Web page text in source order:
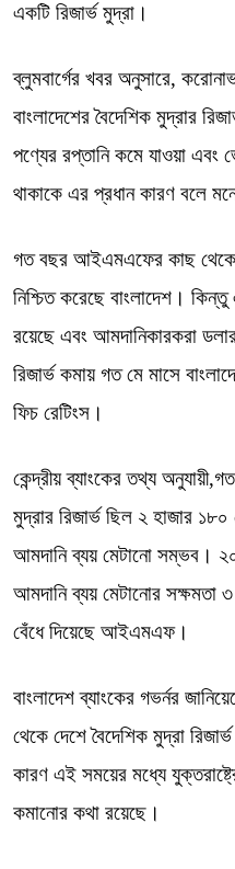
একটি রিজার্ভ মুদ্রা।
ব্লুমবার্গের খবর অনুসারে,
বাংলাদেশের বৈদেশিক মুদ্রার
পণ্যের রপ্তানি কমে যাওয়া এবং
থাকাকে এর প্রধান কারণ বলে
গত বছর আইএমএফের কাছ
নিশ্চিত করেছে বাংলাদেশ।
রয়েছে এবং আমদানিকারকরা
রিজার্ভ কমায় গত মে মাসে
ফিচ রেটিংস।
কেন্দ্রীয় ব্যাংকের তথ্য
মুদ্রার রিজার্ভ ছিল ২ হাজার
আমদানি ব্যয় মেটানো সম্ভব।
আমদানি ব্যয় মেটানোর সক্ষমতা
বেঁধে দিয়েছে আইএমএফ।
বাংলাদেশ ব্যাংকের গভর্নর
থেকে দেশে বৈদেশিক মুদ্রা
কারণ এই সময়ের মধ্যে
কমানোর কথা রয়েছে।